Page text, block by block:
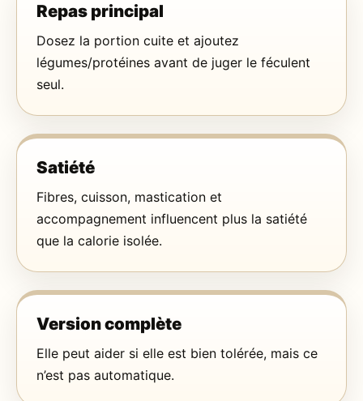
Repas principal
Dosez la portion cuite et ajoutez
légumes/protéines avant de juger le féculent
seul.
Satiété
Fibres, cuisson, mastication et
accompagnement influencent plus la satiété
que la calorie isolée.
Version complète
Elle peut aider si elle est bien tolérée, mais ce
n’est pas automatique.